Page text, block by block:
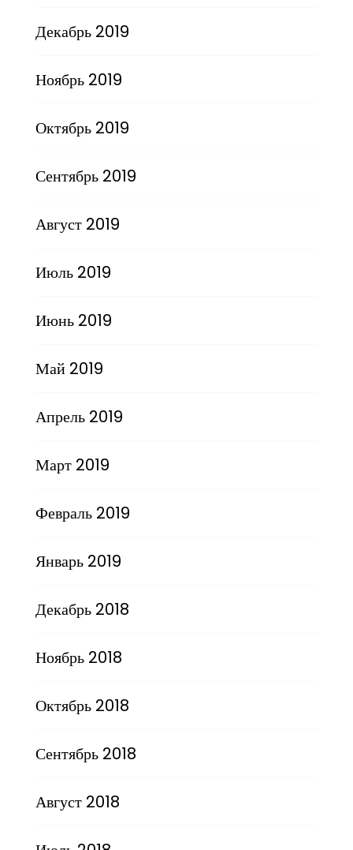
Декабрь 2019
Ноябрь 2019
Октябрь 2019
Сентябрь 2019
Август 2019
Июль 2019
Июнь 2019
Май 2019
Апрель 2019
Март 2019
Февраль 2019
Январь 2019
Декабрь 2018
Ноябрь 2018
Октябрь 2018
Сентябрь 2018
Август 2018